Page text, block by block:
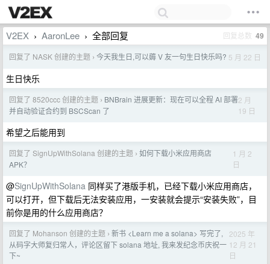
V2EX › AaronLee › 全部回复 回复总数 49
回复了 NASK 创建的主题 › 今天我生日,可以薅 V 友一句生日快乐吗? 5 月 22 日
生日快乐
回复了 8520ccc 创建的主题 › BNBrain 进展更新：现在可以全程 AI 部署
并自动验证合约到 BSCScan 了
2 月
19 日
希望之后能用到
回复了 SignUpWithSolana 创建的主题 › 如何下载小米应用商店
APK？
1 月 2
日
@SignUpWithSolana 同样买了港版手机，已经下载小米应用商店，
可以打开，但下载后无法安装应用，一安装就会提示“安装失败”，目
前你是用的什么应用商店？
回复了 Mohanson 创建的主题 › 新书 <Learn me a solana> 写完了,
从码字大师复归常人，评论区留下 solana 地址, 我来发纪念币庆祝一
下~
2025 年
12 月 21
日